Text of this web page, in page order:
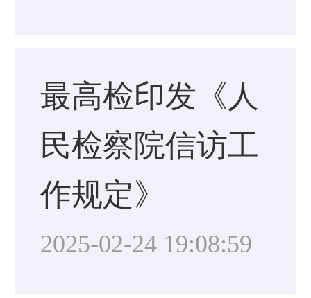
最高检印发《人
民检察院信访工
作规定》
2025-02-24 19:08:59